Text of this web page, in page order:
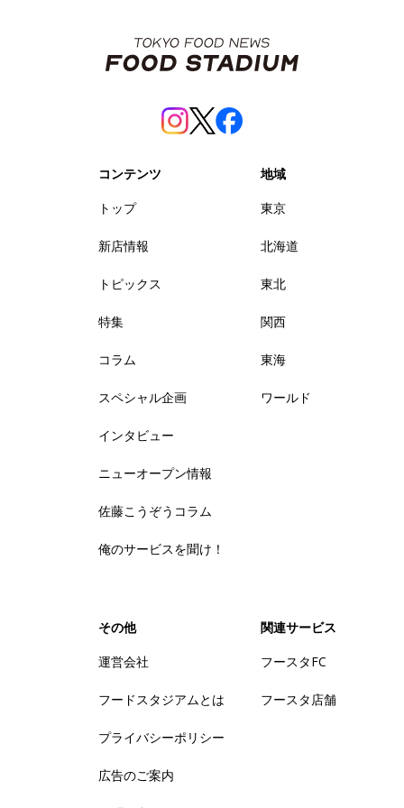
コンテンツ
トップ
新店情報
トピックス
特集
コラム
スペシャル企画
インタビュー
ニューオープン情報
佐藤こうぞうコラム
俺のサービスを聞け！
地域
東京
北海道
東北
関西
東海
ワールド
その他
運営会社
フードスタジアムとは
プライバシーポリシー
広告のご案内
関連サービス
フースタFC
フースタ店舗